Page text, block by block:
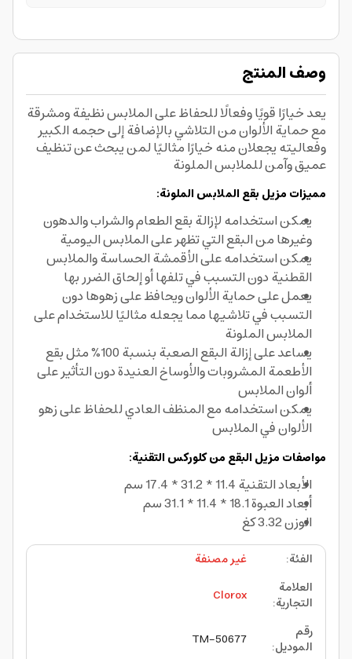
وصف المنتج
يعد خيارًا قويًا وفعالًا للحفاظ على الملابس نظيفة ومشرقة
مع حماية الألوان من التلاشي بالإضافة إلى حجمه الكبير
وفعاليته يجعلان منه خيارًا مثاليًا لمن يبحث عن تنظيف
عميق وآمن للملابس الملونة
مميزات مزيل بقع الملابس الملونة:
يمكن استخدامه لإزالة بقع الطعام والشراب والدهون
وغيرها من البقع التي تظهر على الملابس اليومية
يمكن استخدامه على الأقمشة الحساسة والملابس
القطنية دون التسبب في تلفها أو إلحاق الضرر بها
يعمل على حماية الألوان ويحافظ على زهوها دون
التسبب في تلاشيها مما يجعله مثاليًا للاستخدام على
الملابس الملونة
يساعد على إزالة البقع الصعبة بنسبة 100% مثل بقع
الأطعمة المشروبات والأوساخ العنيدة دون التأثير على
ألوان الملابس
يمكن استخدامه مع المنظف العادي للحفاظ على زهو
الألوان في الملابس
مواصفات مزيل البقع من كلوركس التقنية:
الأبعاد التقنية 11.4 * 31.2 * 17.4 سم
أبعاد العبوة 18.1 * 11.4 * 31.1 سم
الوزن 3.32 كغ
الفئة:
غير مصنفة
العلامة
التجارية:
Clorox
رقم
الموديل:
TM-50677